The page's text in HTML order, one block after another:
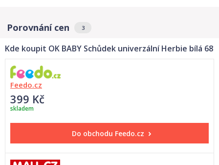
Porovnání cen 3
Kde koupit OK BABY Schůdek univerzální Herbie bílá 68
Feedo.cz
399 Kč
skladem
Do obchodu Feedo.cz